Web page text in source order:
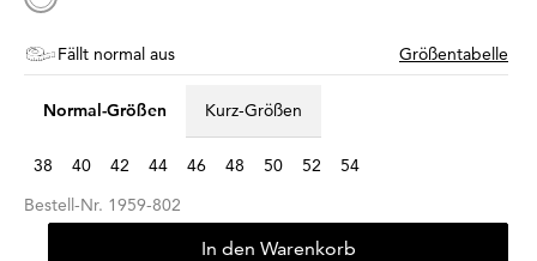
Fällt normal aus Größentabelle
Normal-Größen Kurz-Größen
38 40 42 44 46 48 50 52
54
Bestell-Nr. 1959-802
In den Warenkorb